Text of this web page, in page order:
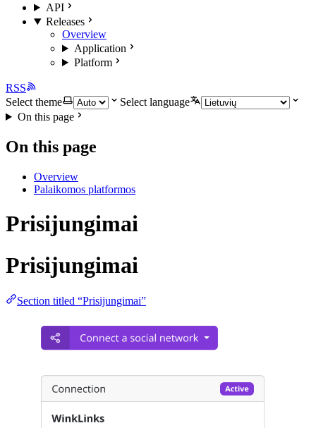
API
Releases
Overview
Application
Platform
RSS
Select theme
Select language
On this page
On this page
Overview
Palaikomos platformos
Prisijungimai
Prisijungimai
Section titled “Prisijungimai”